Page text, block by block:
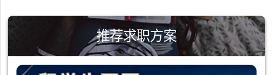
推荐求职方案